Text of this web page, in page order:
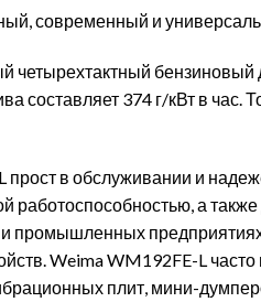
современный и
четырехтактный
составляет 374 г/кВт в
в обслуживании и
работоспособностью, а
промышленных
Weima WM192FE-L
плит, мини-